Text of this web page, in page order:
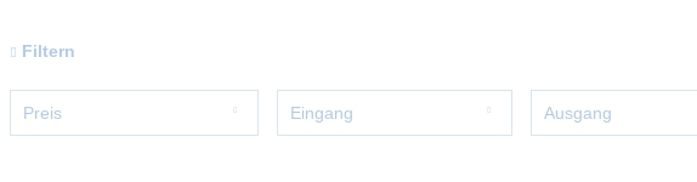
Filtern
Preis Eingang Ausgang